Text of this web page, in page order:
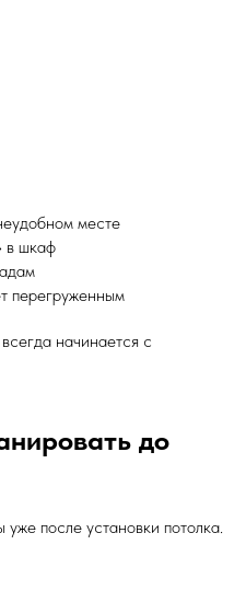
месте
в шкаф
перегруженным
начинается с
до
после установки потолка.